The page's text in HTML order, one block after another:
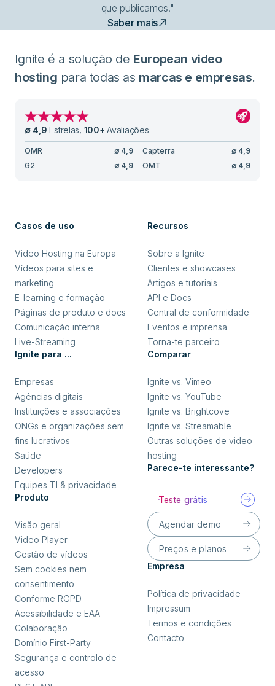
que publicamos."
Saber mais
Ignite é a solução de European video
hosting para todas as marcas e empresas.
∅ 4,9 Estrelas, 100+ Avaliações
OMR ∅ 4,9 Capterra ∅ 4,9
G2
∅ 4,9 OMT ∅ 4,9
Casos de uso
Video Hosting na Europa
Vídeos para sites e
marketing
E-learning e formação
Páginas de produto e docs
Comunicação interna
Live-Streaming
Ignite para ...
Empresas
Agências digitais
Instituições e associações
ONGs e organizações sem
fins lucrativos
Saúde
Developers
Equipes TI & privacidade
Produto
Visão geral
Video Player
Gestão de vídeos
Sem cookies nem
consentimento
Conforme RGPD
Acessibilidade e EAA
Colaboração
Domínio First-Party
Segurança e controlo de
acesso
Recursos
Sobre a Ignite
Clientes e showcases
Artigos e tutoriais
API e Docs
Central de conformidade
Eventos e imprensa
Torna-te parceiro
Comparar
Ignite vs. Vimeo
Ignite vs. YouTube
Ignite vs. Brightcove
Ignite vs. Streamable
Outras soluções de video
hosting
Parece-te interessante?
Teste grátis
Agendar demo
Preços e planos
Empresa
Política de privacidade
Impressum
Termos e condições
Contacto